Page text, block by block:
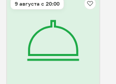
9 августа с 20:00